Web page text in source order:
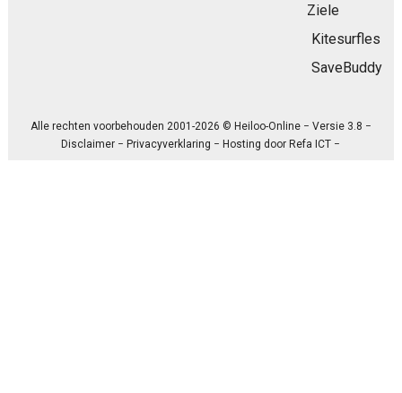
Ziele
Kitesurfles
SaveBuddy
Alle rechten voorbehouden 2001-2026 © Heiloo-Online − Versie 3.8 −
Disclaimer −Privacyverklaring − Hosting doorRefa ICT −